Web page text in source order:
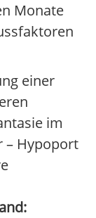
Monate
einer
im
– Hypoport